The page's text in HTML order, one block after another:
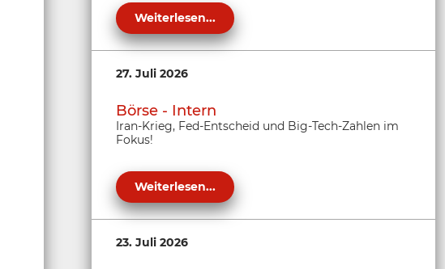
Weiterlesen...
27. Juli 2026
Börse - Intern
Iran-Krieg, Fed-Entscheid und Big-Tech-Zahlen im
Fokus!
Weiterlesen...
23. Juli 2026